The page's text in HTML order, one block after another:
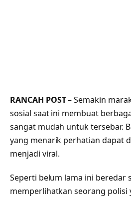
RANCAH POST– Semakin
sosial saat ini membuat
sangat mudah untuk tersebar.
yang menarik perhatian dapat
menjadi viral.
Seperti belum lama ini beredar
memperlihatkan seorang polisi